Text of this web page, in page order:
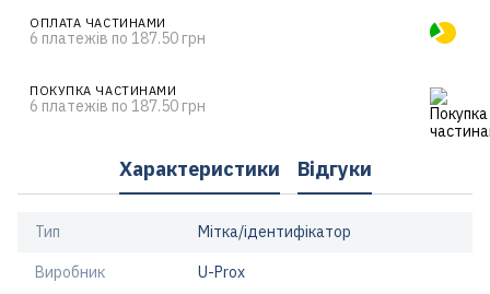
ОПЛАТА ЧАСТИНАМИ
6 платежів по 187.50 грн
ПОКУПКА ЧАСТИНАМИ
6 платежів по 187.50 грн
Характеристики Відгуки
Тип Мітка/ідентифікатор
Виробник U-Prox